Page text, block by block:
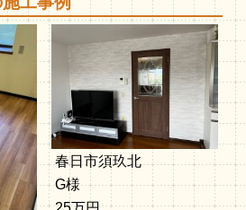
春日市須玖北
G様